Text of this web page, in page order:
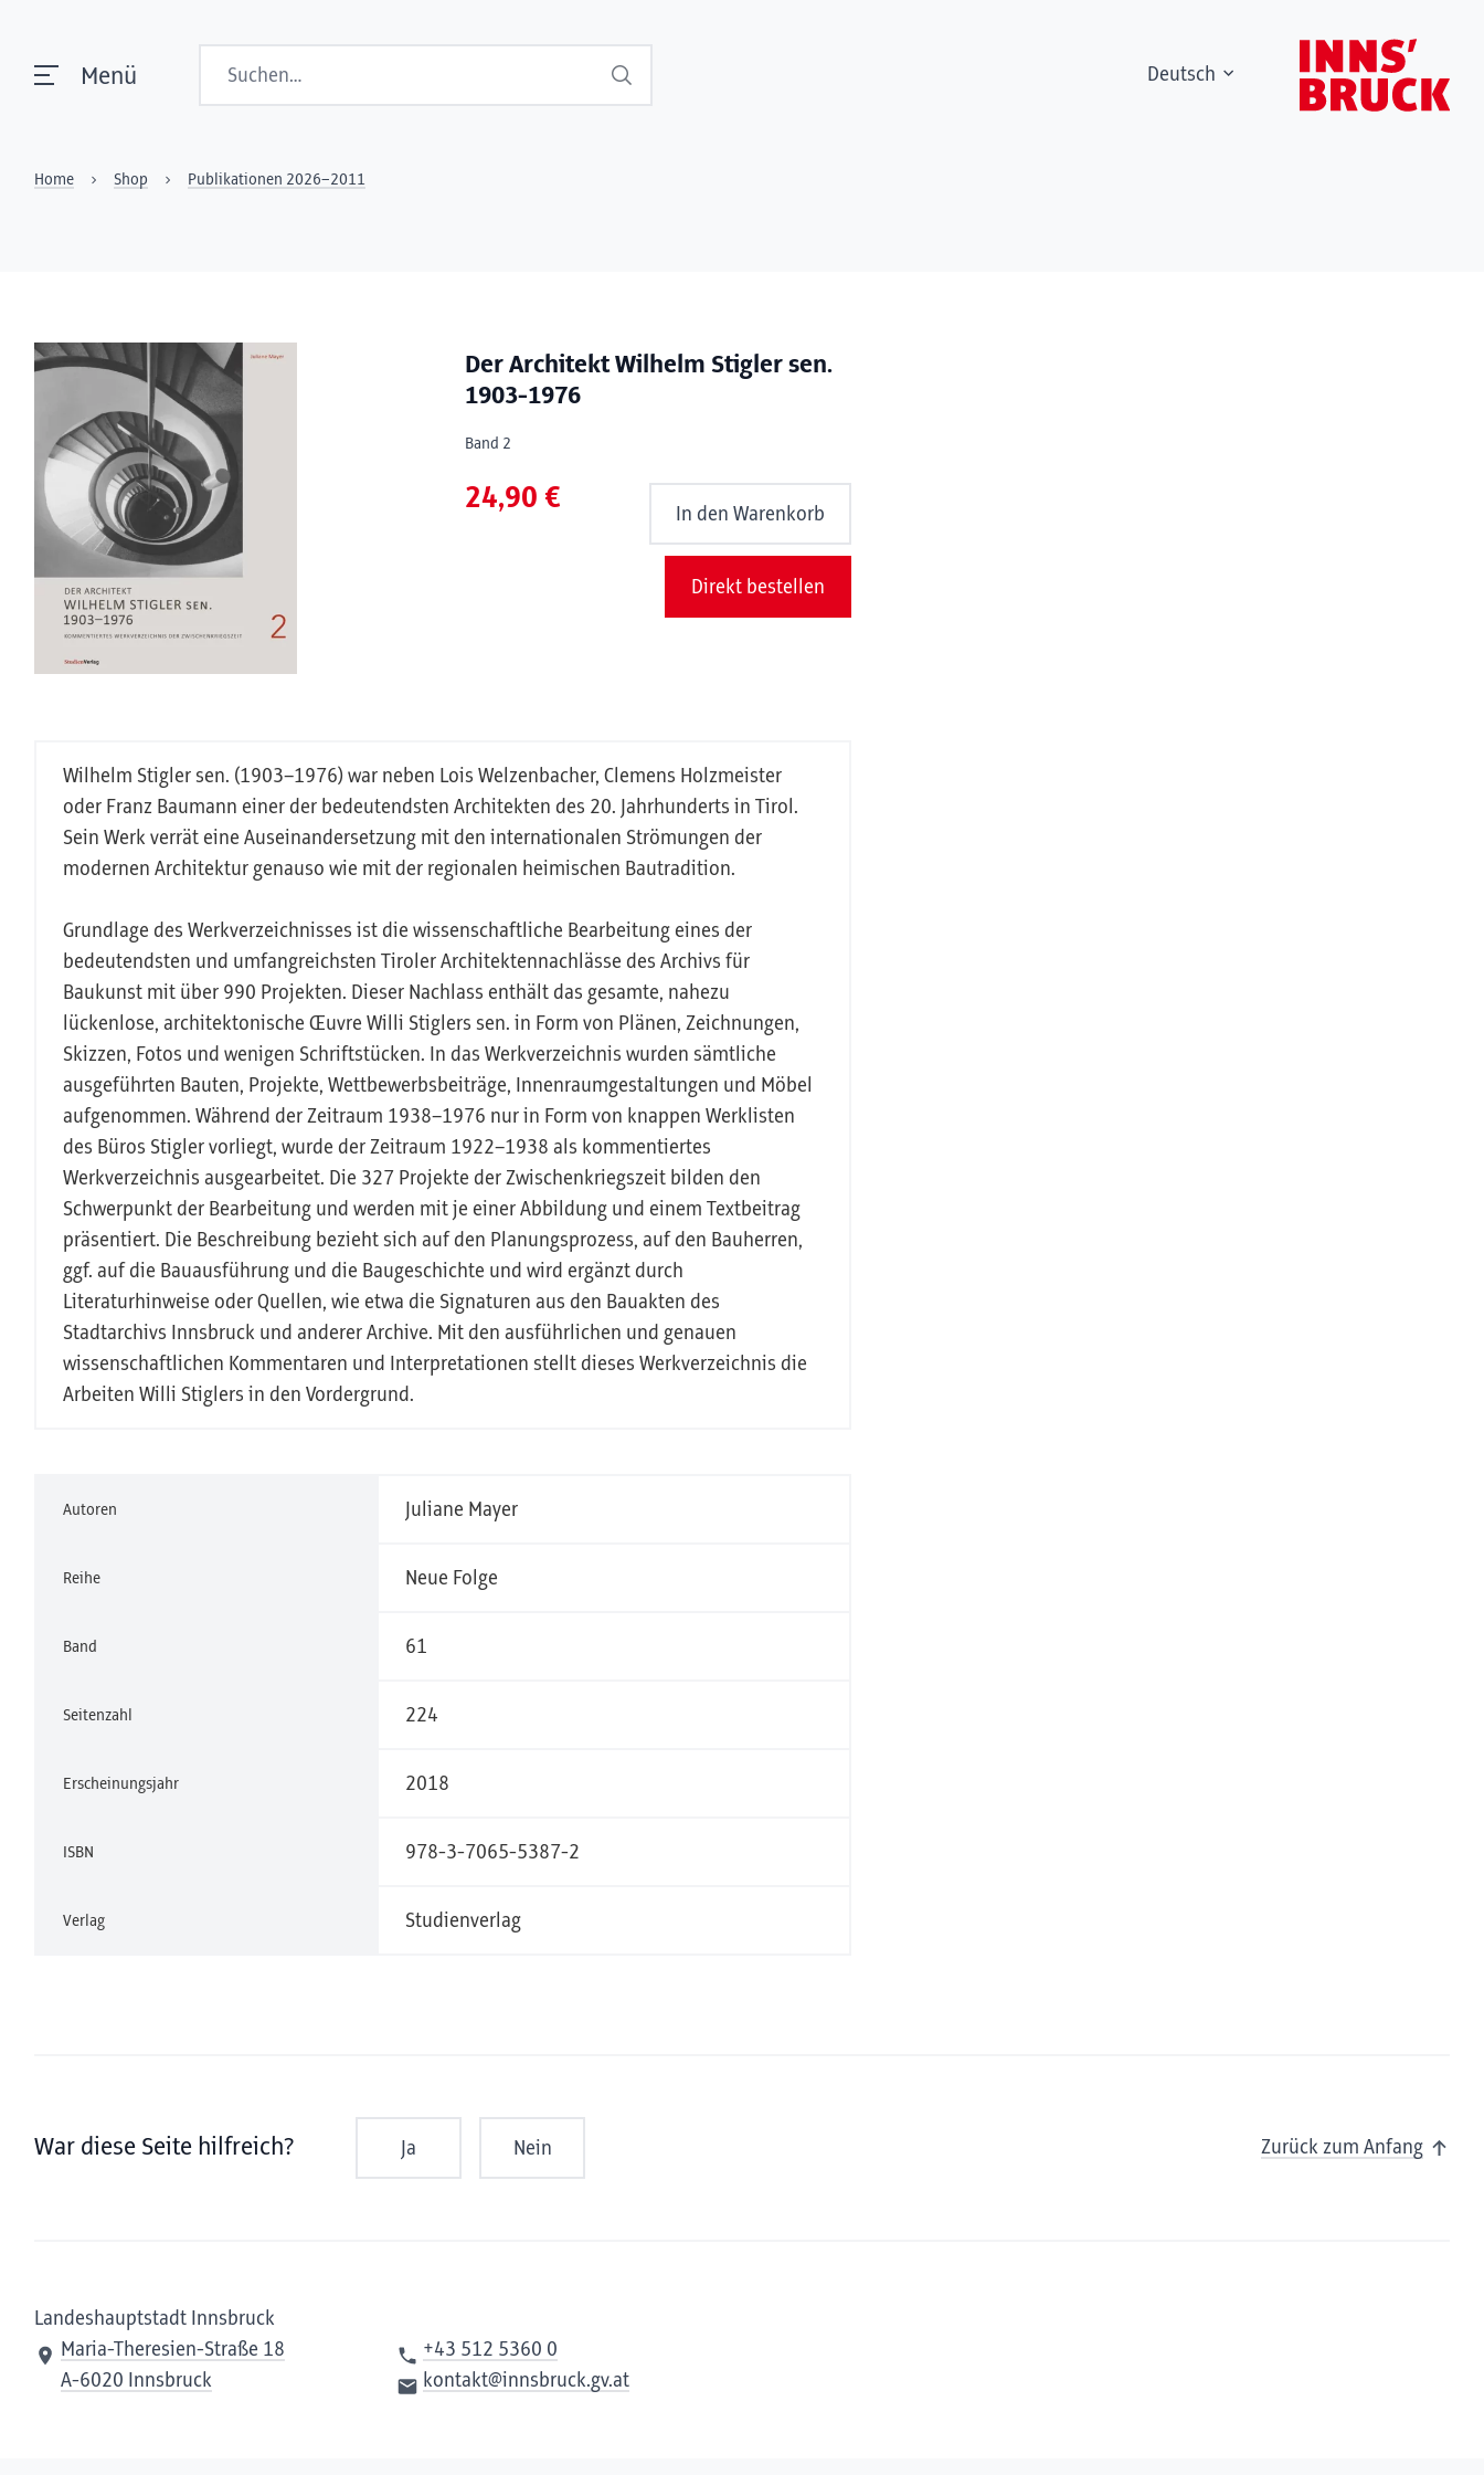
Menü Suchen Deutsch
Home Shop Publikationen 2026–2011
Der Architekt Wilhelm Stigler sen.
1903-1976
Band 2
24,90 € In den Warenkorb
Direkt bestellen
Wilhelm Stigler sen. (1903–1976) war neben Lois Welzenbacher, Clemens Holzmeister
oder Franz Baumann einer der bedeutendsten Architekten des 20. Jahrhunderts in Tirol.
Sein Werk verrät eine Auseinandersetzung mit den internationalen Strömungen der
modernen Architektur genauso wie mit der regionalen heimischen Bautradition.
Grundlage des Werkverzeichnisses ist die wissenschaftliche Bearbeitung eines der
bedeutendsten und umfangreichsten Tiroler Architektennachlässe des Archivs für
Baukunst mit über 990 Projekten. Dieser Nachlass enthält das gesamte, nahezu
lückenlose, architektonische Œuvre Willi Stiglers sen. in Form von Plänen, Zeichnungen,
Skizzen, Fotos und wenigen Schriftstücken. In das Werkverzeichnis wurden sämtliche
ausgeführten Bauten, Projekte, Wettbewerbsbeiträge, Innenraumgestaltungen und Möbel
aufgenommen. Während der Zeitraum 1938–1976 nur in Form von knappen Werklisten
des Büros Stigler vorliegt, wurde der Zeitraum 1922–1938 als kommentiertes
Werkverzeichnis ausgearbeitet. Die 327 Projekte der Zwischenkriegszeit bilden den
Schwerpunkt der Bearbeitung und werden mit je einer Abbildung und einem Textbeitrag
präsentiert. Die Beschreibung bezieht sich auf den Planungsprozess, auf den Bauherren,
ggf. auf die Bauausführung und die Baugeschichte und wird ergänzt durch
Literaturhinweise oder Quellen, wie etwa die Signaturen aus den Bauakten des
Stadtarchivs Innsbruck und anderer Archive. Mit den ausführlichen und genauen
wissenschaftlichen Kommentaren und Interpretationen stellt dieses Werkverzeichnis die
Arbeiten Willi Stiglers in den Vordergrund.
Autoren Juliane Mayer
Reihe Neue Folge
Band 61
Seitenzahl 224
Erscheinungsjahr 2018
ISBN 978-3-7065-5387-2
Verlag Studienverlag
War diese Seite hilfreich? Ja Nein Zurück zum Anfang
Landeshauptstadt Innsbruck
Maria-Theresien-Straße 18
A-6020 Innsbruck
+43 512 5360 0
kontakt@innsbruck.gv.at